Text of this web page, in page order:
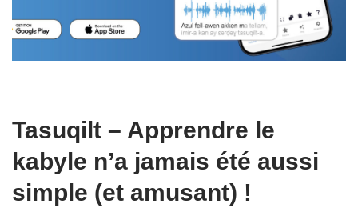
Tasuqilt – Apprendre le
kabyle n’a jamais été aussi
simple (et amusant) !